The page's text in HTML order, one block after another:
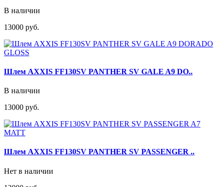
В наличии
13000 руб.
Шлем AXXIS FF130SV PANTHER SV GALE A9 DO..
В наличии
13000 руб.
Шлем AXXIS FF130SV PANTHER SV PASSENGER ..
Нет в наличии